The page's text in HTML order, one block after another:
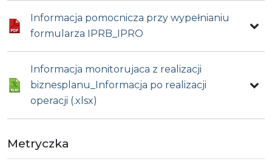
Informacja pomocnicza przy wypełnianiu
formularza IPRB_IPRO
Informacja monitorujaca z realizacji
biznesplanu_Informacja po realizacji
operacji (.xlsx)
Metryczka